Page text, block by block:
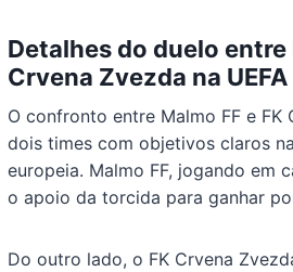
Detalhes do duelo entre
Crvena Zvezda na
O confronto entre Malmo FF e FK
dois times com objetivos claros
europeia. Malmo FF, jogando em
o apoio da torcida para ganhar
Do outro lado, o FK Crvena